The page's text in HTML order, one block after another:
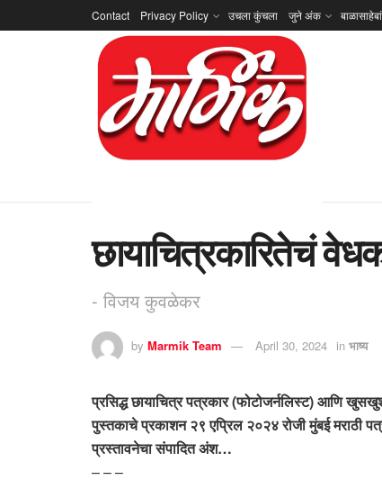
Contact Privacy Policy उचला कुंचला जुने अंक
छायाचित्रकारितेचं
- विजय कुवळेकर
by Marmik Team April 30, 2024 in भाष्य
प्रसिद्ध छायाचित्र पत्रकार (फोटोजर्नलिस्ट) आणि
पुस्तकाचे प्रकाशन २९ एप्रिल २०२४ रोजी मुंबई मराठी
प्रस्तावनेचा संपादित अंश…
– – –